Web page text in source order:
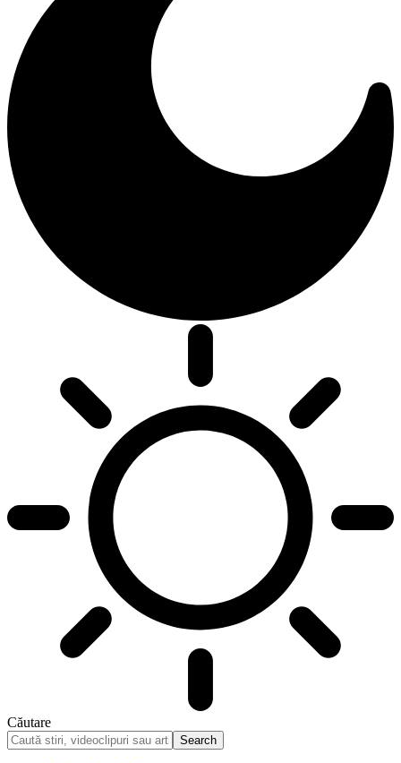
Căutare